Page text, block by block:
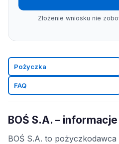
Złożenie wniosku nie
Pożyczka
FAQ
BOŚ S.A. –
BOŚ S.A. to